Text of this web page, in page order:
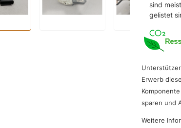
sind
gelistet
Erwerb
sparen und
Weitere